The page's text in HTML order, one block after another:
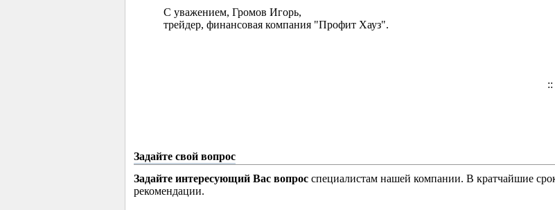
С уважением, Громов Игорь,
трейдер, финансовая компания "Профит Хауз".
::
Задайте свой вопрос
Задайте интересующий Вас вопрос специалистам нашей компании. В кратчайшие
рекомендации.